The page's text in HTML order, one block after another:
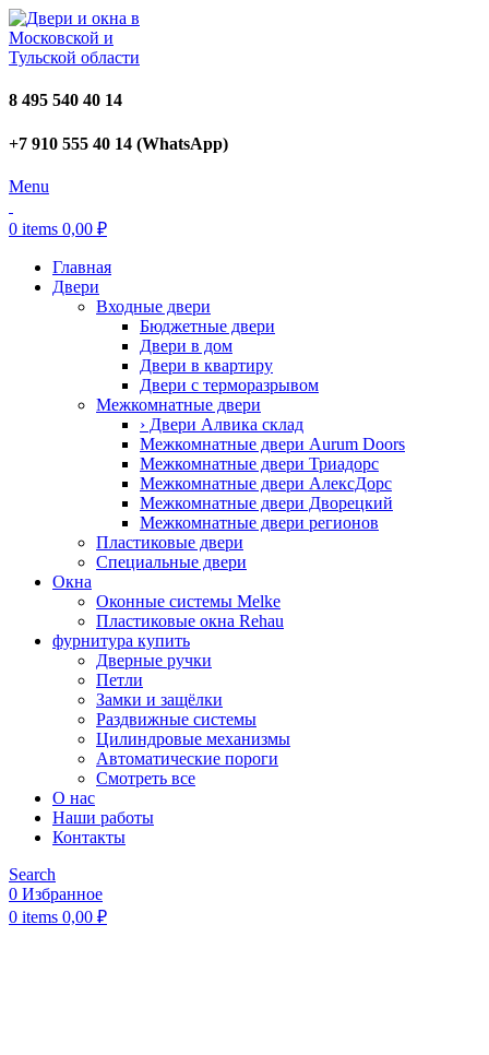
8 495 540 40 14
+7 910 555 40 14 (WhatsApp)
Menu
0 items 0,00 ₽
Главная
Двери
Входные двери
Бюджетные двери
Двери в дом
Двери в квартиру
Двери с терморазрывом
Межкомнатные двери
› Двери Алвика склад
Межкомнатные двери Aurum Doors
Межкомнатные двери Триадорс
Межкомнатные двери АлексДорс
Межкомнатные двери Дворецкий
Межкомнатные двери регионов
Пластиковые двери
Специальные двери
Окна
Оконные системы Melke
Пластиковые окна Rehau
фурнитура купить
Дверные ручки
Петли
Замки и защёлки
Раздвижные системы
Цилиндровые механизмы
Автоматические пороги
Смотреть все
О нас
Наши работы
Контакты
Search
0 Избранное
0 items 0,00 ₽